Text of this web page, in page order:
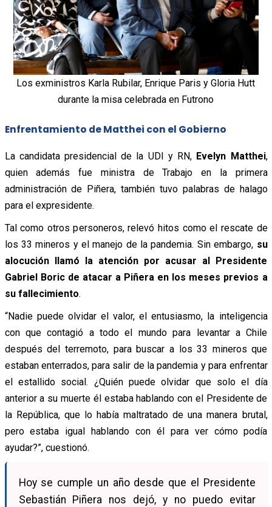
Los exministros Karla Rubilar, Enrique Paris y Gloria Hutt
durante la misa celebrada en Futrono
Enfrentamiento de Matthei con el Gobierno
La candidata presidencial de la UDI y RN, Evelyn Matthei,
quien además fue ministra de Trabajo en la primera
administración de Piñera, también tuvo palabras de halago
para el expresidente.
Tal como otros personeros,relevó hitos como el rescate de
los 33 mineros y el manejo de la pandemia. Sin embargo, su
alocución llamó la atención por acusar al Presidente
Gabriel Boric de atacar a Piñera en los meses previos a
su fallecimiento.
“Nadie puede olvidar el valor, el entusiasmo, la inteligencia
con que contagió a todo el mundo para levantar a Chile
después del terremoto, para buscar a los 33 mineros que
estaban enterrados, para salir de la pandemia y para enfrentar
el estallido social. ¿Quién puede olvidar que solo el día
anterior a su muerte él estaba hablando con el Presidente de
la República, que lo había maltratado de una manera brutal,
pero estaba igual hablando con él para ver cómo podía
ayudar?”, cuestionó.
Hoy se cumple un año desde que el Presidente
Sebastián Piñera nos dejó, y no puedo evitar